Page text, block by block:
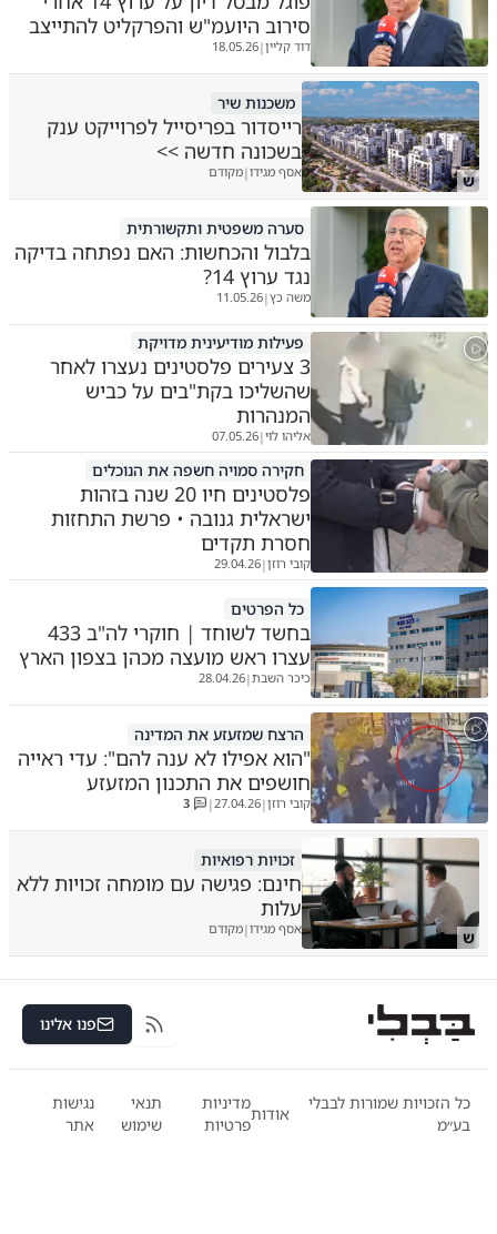
סירוב היועמ"ש והפרקליט להתייצב
דוד קליין|
18.05.26
ש
משכנות שיר
רייסדור בפריסייל לפרוייקט ענק
בשכונה חדשה >>
אסף מגידו|מקודם
סערה משפטית ותקשורתית
בלבול והכחשות: האם נפתחה בדיקה
נגד ערוץ 14?
משה כץ|
11.05.26
פעילות מודיעינית מדויקת
3 צעירים פלסטינים נעצרו לאחר
שהשליכו בקת"בים על כביש
המנהרות
אליהו לוי|
07.05.26
חקירה סמויה חשפה את הנוכלים
פלסטינים חיו 20 שנה בזהות
ישראלית גנובה • פרשת התחזות
חסרת תקדים
קובי רוזן|
29.04.26
כל הפרטים
בחשד לשוחד | חוקרי לה"ב 433
עצרו ראש מועצה מכהן בצפון הארץ
כיכר השבת|
28.04.26
הרצח שמזעזע את המדינה
"הוא אפילו לא ענה להם": עדי ראייה
חושפים את התכנון המזעזע
קובי רוזן|
27.04.26
|
3
ש
זכויות רפואיות
חינם: פגישה עם מומחה זכויות ללא
עלות
אסף מגידו|מקודם
RSS פנו אלינו
כל הזכויות שמורות לבבלי
בע״מ
אודות
מדיניות
פרטיות
תנאי
שימוש
נגישות
אתר